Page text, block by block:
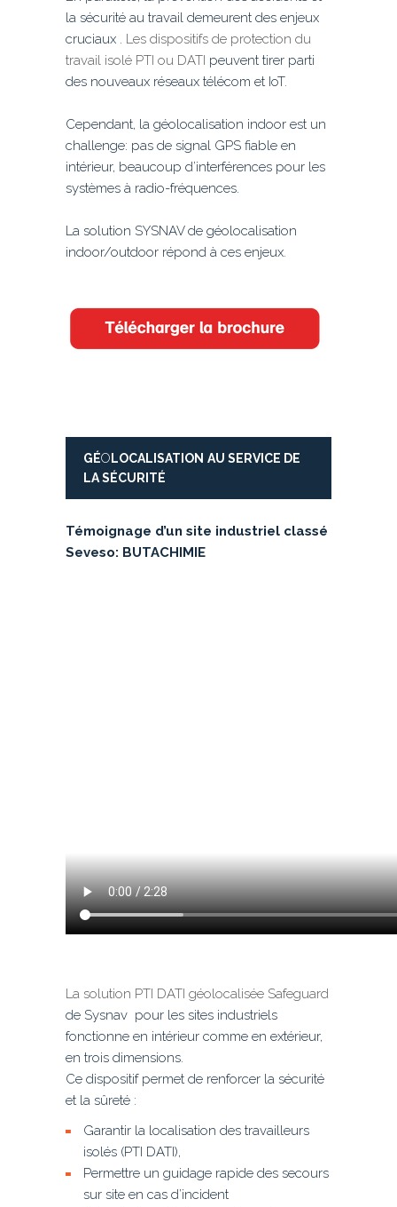
la sécurité au travail demeurent des enjeux
cruciaux . Les dispositifs de protection du
travail isolé PTI ou DATI peuvent tirer parti
des nouveaux réseaux télécom et IoT.
Cependant, la géolocalisation indoor est un
challenge: pas de signal GPS fiable en
intérieur, beaucoup d’interférences pour les
systèmes à radio-fréquences.
La solution SYSNAV de géolocalisation
indoor/outdoor répond à ces enjeux.
G ÉO LOCALISATION AU SERVICE DE
LAS ÉCURIT É
Témoignage d’un site industriel classé
Seveso: BUTACHIMIE
La solution PTI DATI géolocalisée Safeguard
de Sysnav pour les sites industriels
fonctionne en intérieur comme en extérieur,
en trois dimensions.
Ce dispositif permet de renforcer la sécurité
et la sûreté :
Garantir la localisation des travailleurs
isolés (PTI DATI),
Permettre un guidage rapide des secours
sur site en cas d’incident